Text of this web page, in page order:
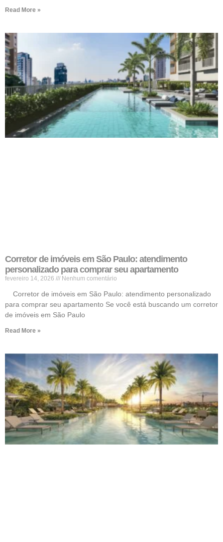
Read More »
Corretor de imóveis em São Paulo: atendimento
personalizado para comprar seu apartamento
fevereiro 14, 2026 Nenhum comentário
Corretor de imóveis em São Paulo: atendimento personalizado
para comprar seu apartamento Se você está buscando um corretor
de imóveis em São Paulo
Read More »